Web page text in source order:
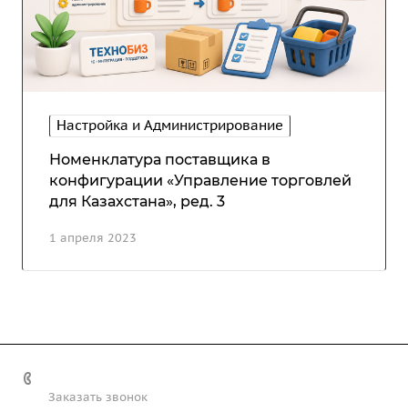
Настройка и Администрирование
1 апреля 2023
Номенклатура поставщика в
конфигурации «Управление торговлей
для Казахстана», ред. 3
Заказать звонок